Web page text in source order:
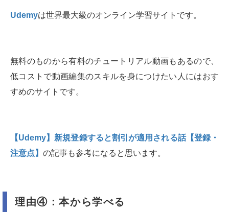
Udemyは世界最大級のオンライン学習サイトです。
無料のものから有料のチュートリアル動画もあるので、
低コストで動画編集のスキルを身につけたい人にはおす
すめのサイトです。
【Udemy】新規登録すると割引が適用される話【登録・
注意点】 の記事も参考になると思います。
理由④：本から学べる